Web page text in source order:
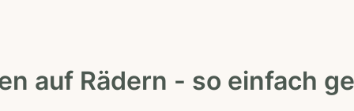
auf Rädern - so einfach